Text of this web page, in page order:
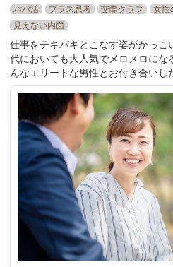
パパ活
プラス思考 交際クラブ 女性
見えない内面
仕事をテキパキとこなす姿がかっこ
代においても大人気でメロメロにな
んなエリートな男性とお付き合いし